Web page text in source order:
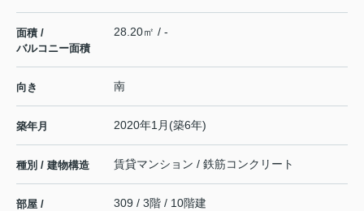
面積 /
バルコニー面積
28.20㎡ / -
向き 南
築年月 2020年1月(築6年)
種別 / 建物構造 賃貸マンション / 鉄筋コンクリート
部屋 /
309 / 3階 / 10階建